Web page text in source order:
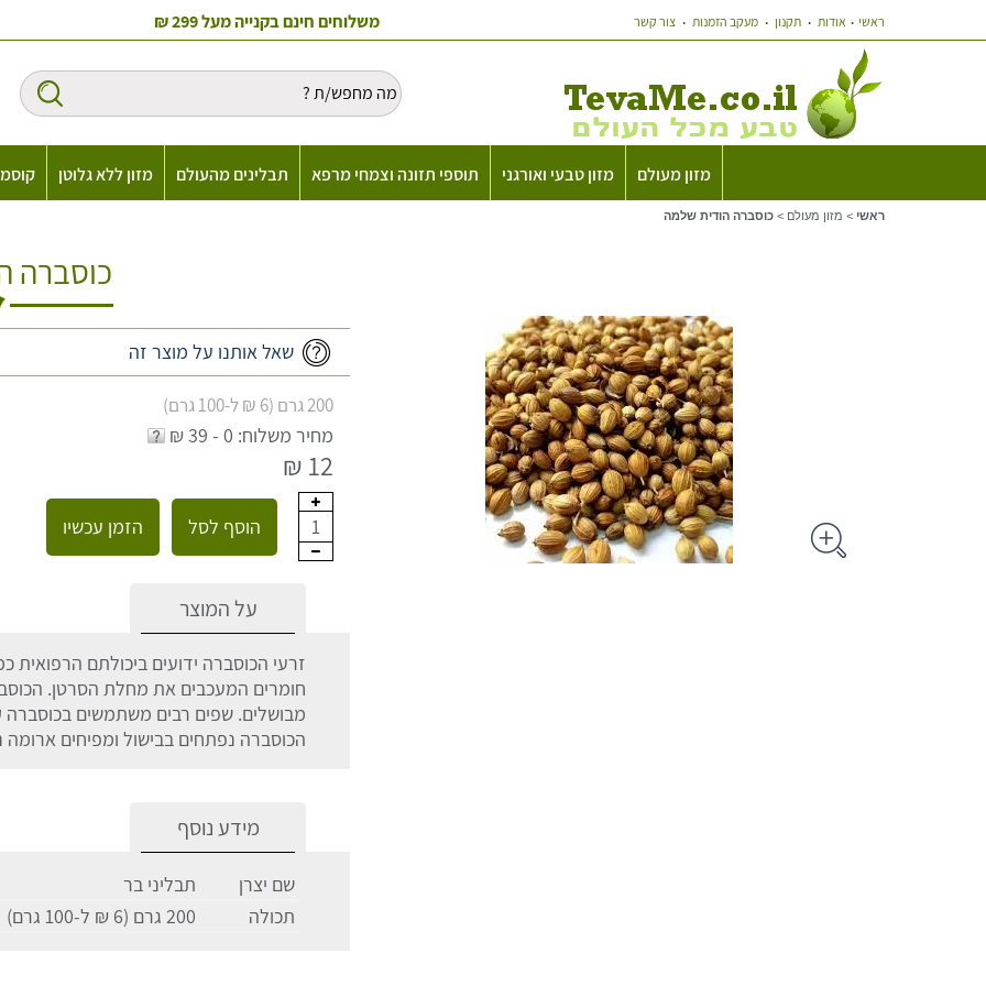
ראשי אודות תקנון מעקב הזמנות צור קשר משלוחים חינם בקנייה מעל 299 ₪
מזון מעולם מזון טבעי ואורגני תוספי תזונה וצמחי מרפא תבלינים מהעולם מזון ללא גלוטן
ראשי > מזון מעולם > כוסברה הודית שלמה
כוסברה
שאל אותנו על מוצר זה
200 גרם (6 ₪ ל-100 גרם)
מחיר משלוח: 0 - 39 ₪
12 ₪
1 הוסף לסל הזמן עכשיו
על המוצר
זרעי הכוסברה ידועים ביכולתם הרפואית
חומרים המעכבים את מחלת הסרטן.
מבושלים. שפים רבים משתמשים בכוסברה
הכוסברה נפתחים בבישול ומפיחים
מידע נוסף
שם יצרן
תבליני בר
תכולה
200 גרם (6 ₪ ל-100 גרם)